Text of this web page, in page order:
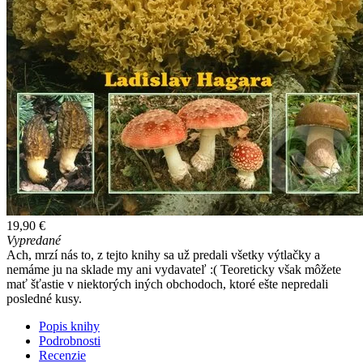
19,90 €
Vypredané
Ach, mrzí nás to, z tejto knihy sa už predali všetky výtlačky a
nemáme ju na sklade my ani vydavateľ :( Teoreticky však môžete
mať šťastie v niektorých iných obchodoch, ktoré ešte nepredali
posledné kusy.
Popis knihy
Podrobnosti
Recenzie